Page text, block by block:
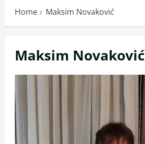
Home Maksim Novaković
Maksim Novaković